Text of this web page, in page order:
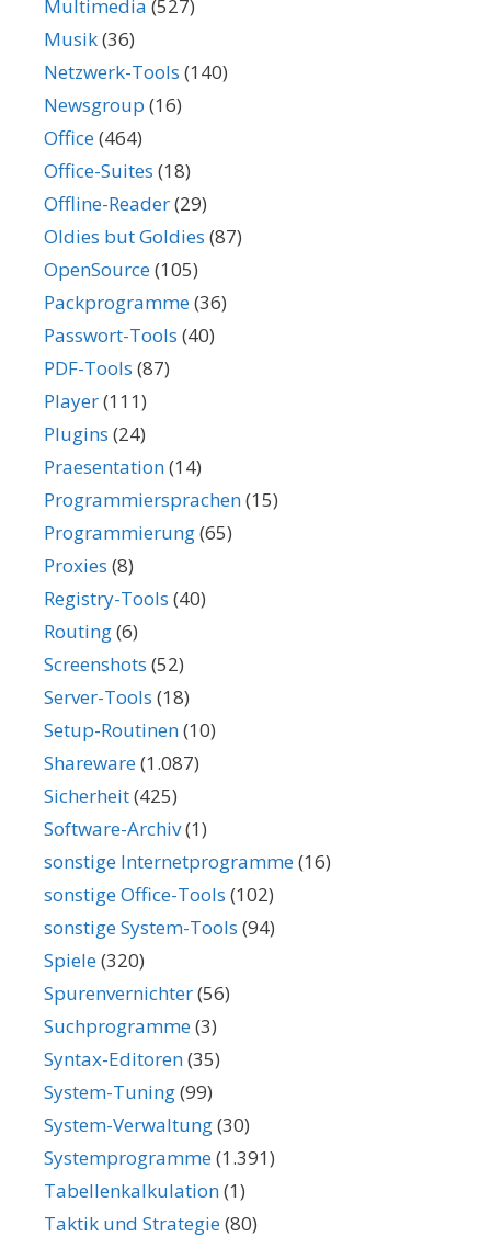
Multimedia (527)
Musik(36)
Netzwerk-Tools (140)
Newsgroup (16)
Office(464)
Office-Suites (18)
Offline-Reader(29)
Oldies but Goldies (87)
OpenSource(105)
Packprogramme(36)
Passwort-Tools (40)
PDF-Tools (87)
Player(111)
Plugins (24)
Praesentation(14)
Programmiersprachen(15)
Programmierung(65)
Proxies (8)
Registry-Tools (40)
Routing(6)
Screenshots (52)
Server-Tools (18)
Setup-Routinen(10)
Shareware(1.087)
Sicherheit(425)
Software-Archiv(1)
sonstige Internetprogramme(16)
sonstige Office-Tools (102)
sonstige System-Tools (94)
Spiele(320)
Spurenvernichter(56)
Suchprogramme(3)
Syntax-Editoren(35)
System-Tuning(99)
System-Verwaltung(30)
Systemprogramme(1.391)
Tabellenkalkulation(1)
Taktik und Strategie(80)